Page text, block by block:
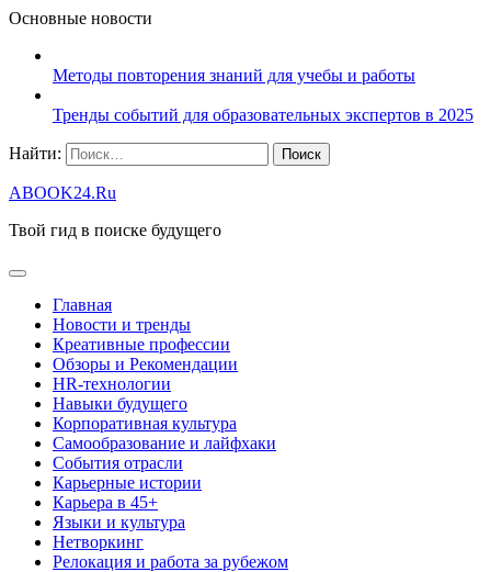
Основные новости
Методы повторения знаний для учебы и работы
Тренды событий для образовательных экспертов в 2025
Найти:
ABOOK24.Ru
Твой гид в поиске будущего
Главная
Новости и тренды
Креативные профессии
Обзоры и Рекомендации
HR‑технологии
Навыки будущего
Корпоративная культура
Самообразование и лайфхаки
События отрасли
Карьерные истории
Карьера в 45+
Языки и культура
Нетворкинг
Релокация и работа за рубежом